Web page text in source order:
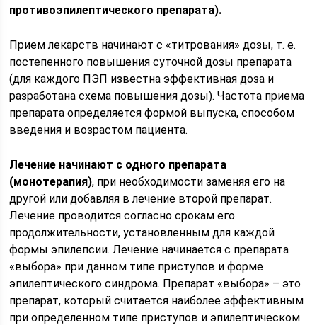
противоэпилептического препарата).
Прием лекарств начинают с «титрования» дозы, т. е.
постепенного повышения суточной дозы препарата
(для каждого ПЭП известна эффективная доза и
разработана схема повышения дозы). Частота приема
препарата определяется формой выпуска, способом
введения и возрастом пациента.
Лечение начинают с одного препарата
(монотерапия), при необходимости заменяя его на
другой или добавляя в лечение второй препарат.
Лечение проводится согласно срокам его
продолжительности, установленным для каждой
формы эпилепсии. Лечение начинается с препарата
«выбора» при данном типе приступов и форме
эпилептического синдрома. Препарат «выбора» – это
препарат, который считается наиболее эффективным
при определенном типе приступов и эпилептическом